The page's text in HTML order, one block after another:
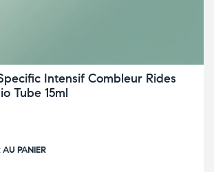
Intensif Combleur Rides
Tube 15ml
PANIER